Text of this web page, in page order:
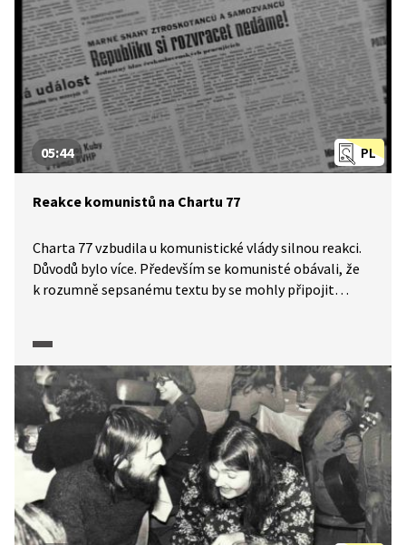
v československých novinách.
PL
05:44
Reakce komunistů na Chartu 77
Charta 77 vzbudila u komunistické vlády silnou reakci.
Důvodů bylo více. Především se komunisté obávali, že
k rozumně sepsanému textu by se mohly připojit
světových denících a celý akt vyvolal mimořádnou
diplomatickou aktivitu. Za podepsání Charty 77
nemohli ani nikoho uvěznit a pro trestní stíhání bylo
třeba hledat zástupné důvody. Účty se signatáři si
režim částečně vyrovnal až o dva roky později
při procesu s členy VONS.